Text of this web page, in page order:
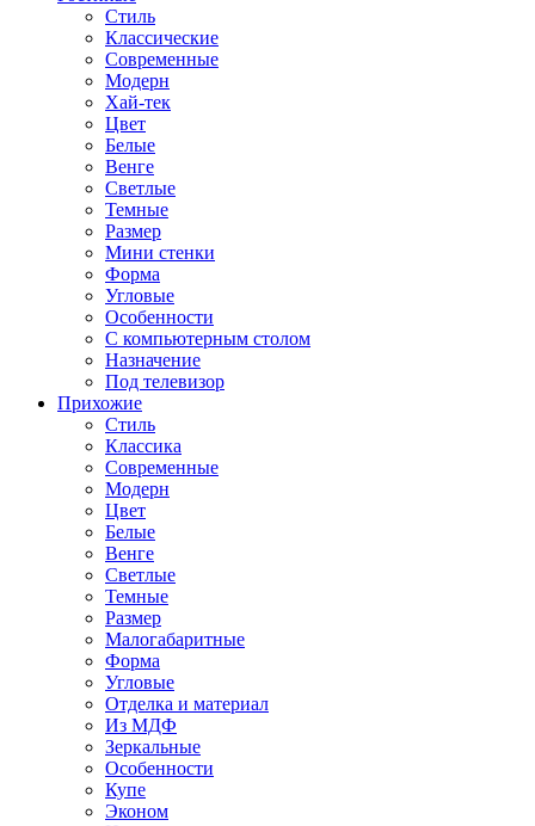
Стиль
Классические
Современные
Модерн
Хай-тек
Цвет
Белые
Венге
Светлые
Темные
Размер
Мини стенки
Форма
Угловые
Особенности
С компьютерным столом
Назначение
Под телевизор
Прихожие
Стиль
Классика
Современные
Модерн
Цвет
Белые
Венге
Светлые
Темные
Размер
Малогабаритные
Форма
Угловые
Отделка и материал
Из МДФ
Зеркальные
Особенности
Купе
Эконом